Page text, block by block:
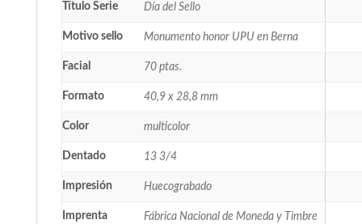
Título Serie Día del Sello
Motivo sello Monumento honor UPU en Berna
Facial 70 ptas.
Formato 40,9 x 28,8 mm
Color multicolor
Dentado 13 3/4
Impresión Huecograbado
Imprenta Fábrica Nacional de Moneda y Timbre